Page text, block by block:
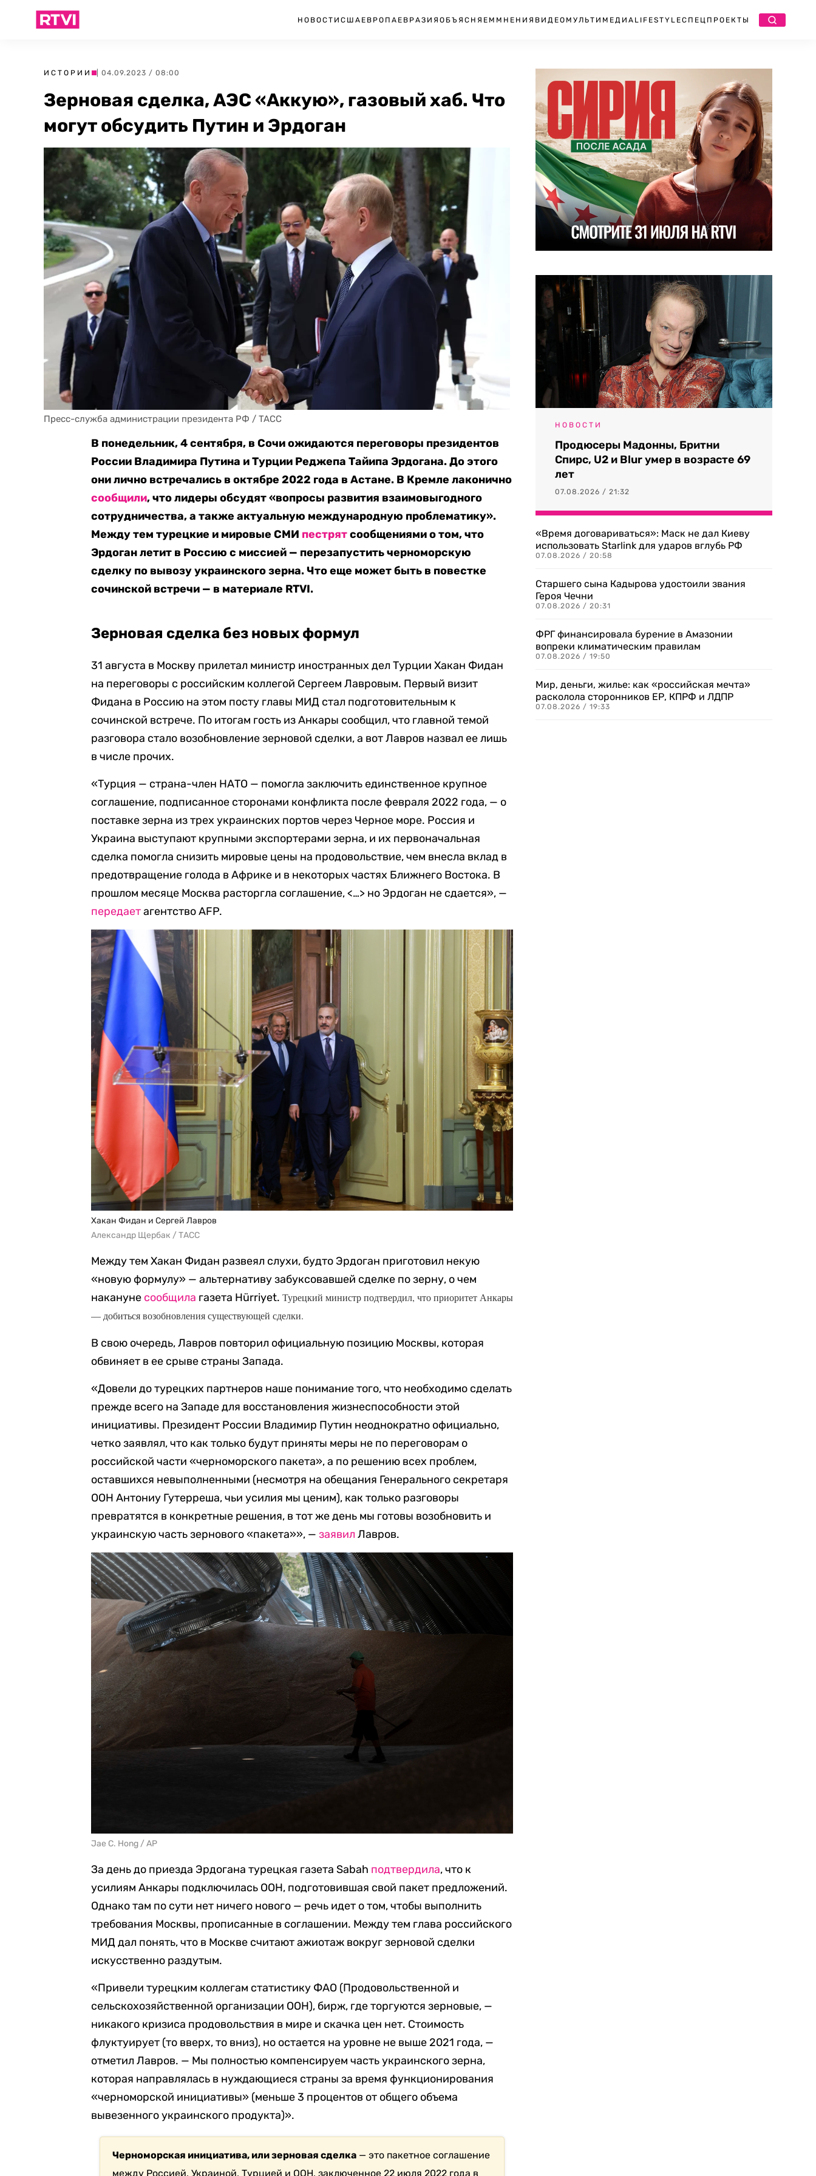
НОВОСТИ США ЕВРОПА ЕВРАЗИЯ ОБЪЯСНЯЕМ МНЕНИЯ ВИДЕО МУЛЬТИМЕДИА LIFESTYLEСПЕЦПРОЕКТЫ
ИСТОРИИ | 04.09.2023 / 08:00
Зерновая сделка, АЭС «Аккую», газовый хаб. Что
могут обсудить Путин и Эрдоган
Пресс-служба администрации президента РФ / TACC
В понедельник, 4 сентября, в Сочи ожидаются переговоры президентов
России Владимира Путина и Турции Реджепа Тайипа Эрдогана. До этого
они лично встречались в октябре 2022 года в Астане. В Кремле лаконично
сообщили, что лидеры обсудят «вопросы развития взаимовыгодного
сотрудничества, а также актуальную международную проблематику».
Между тем турецкие и мировые СМИ пестрятсообщениями о том, что
Эрдоган летит в Россию с миссией — перезапустить черноморскую
сделку по вывозу украинского зерна. Что еще может быть в повестке
сочинской встречи — в материале RTVI.
Зерновая сделка без новых формул
31 августа в Москву прилетал министр иностранных дел Турции Хакан Фидан
на переговоры с российским коллегой Сергеем Лавровым. Первый визит
Фидана в Россию на этом посту главы МИД стал подготовительным к
сочинской встрече. По итогам гость из Анкары сообщил, что главной темой
разговора стало возобновление зерновой сделки, а вот Лавров назвал ее лишь
в числе прочих.
«Турция — страна-член НАТО — помогла заключить единственное крупное
соглашение, подписанное сторонами конфликта после февраля 2022 года, — о
поставке зерна из трех украинских портов через Черное море. Россия и
Украина выступают крупными экспортерами зерна, и их первоначальная
сделка помогла снизить мировые цены на продовольствие, чем внесла вклад в
предотвращение голода в Африке и в некоторых частях Ближнего Востока. В
прошлом месяце Москва расторгла соглашение, <…> но Эрдоган не сдается», —
передаетагентство AFP.
Хакан Фидан и Сергей Лавров
Александр Щербак / ТАСС
Между тем Хакан Фидан развеял слухи, будто Эрдоган приготовил некую
«новую формулу» — альтернативу забуксовавшей сделке по зерну, о чем
накануне сообщила газета Hürriyet. Турецкий министр подтвердил, что приоритет Анкары
— добиться возобновления существующей сделки.
В свою очередь, Лавров повторил официальную позицию Москвы, которая
обвиняет в ее срыве страны Запада.
«Довели до турецких партнеров наше понимание того, что необходимо сделать
прежде всего на Западе для восстановления жизнеспособности этой
инициативы. Президент России Владимир Путин неоднократно официально,
четко заявлял, что как только будут приняты меры не по переговорам о
российской части «черноморского пакета», а по решению всех проблем,
оставшихся невыполненными (несмотря на обещания Генерального секретаря
ООН Антониу Гутерреша, чьи усилия мы ценим), как только разговоры
превратятся в конкретные решения, в тот же день мы готовы возобновить и
украинскую часть зернового «пакета»», — заявил Лавров.
Jae C. Hong / AP
За день до приезда Эрдогана турецкая газета Sabah подтвердила, что к
усилиям Анкары подключилась ООН, подготовившая свой пакет предложений.
Однако там по сути нет ничего нового — речь идет о том, чтобы выполнить
требования Москвы, прописанные в соглашении. Между тем глава российского
МИД дал понять, что в Москве считают ажиотаж вокруг зерновой сделки
искусственно раздутым.
«Привели турецким коллегам статистику ФАО (Продовольственной и
сельскохозяйственной организации ООН), бирж, где торгуются зерновые, —
никакого кризиса продовольствия в мире и скачка цен нет. Стоимость
флуктуирует (то вверх, то вниз), но остается на уровне не выше 2021 года, —
отметил Лавров. — Мы полностью компенсируем часть украинского зерна,
которая направлялась в нуждающиеся страны за время функционирования
«черноморской инициативы» (меньше 3 процентов от общего объема
вывезенного украинского продукта)».
Черноморская инициатива, или зерновая сделка— это пакетное соглашение
между Россией, Украиной, Турцией и ООН, заключенное 22 июля 2022 года в
НОВОСТИ
Продюсеры Мадонны, Бритни
Спирс, U2 и Blur умер в возрасте 69
лет
07.08.2026 / 21:32
«Время договариваться»: Маск не дал Киеву
использовать Starlink для ударов вглубь РФ
07.08.2026 / 20:58
Старшего сына Кадырова удостоили звания
Героя Чечни
07.08.2026 / 20:31
ФРГ финансировала бурение в Амазонии
вопреки климатическим правилам
07.08.2026 / 19:50
Мир, деньги, жилье: как «российская мечта»
расколола сторонников ЕР, КПРФ и ЛДПР
07.08.2026 / 19:33